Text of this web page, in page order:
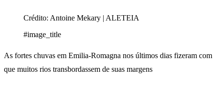
Crédito: Antoine Mekary | ALETEIA
#image_title
As fortes chuvas em Emilia-Romagna nos últimos dias fizeram com
que muitos rios transbordassem de suas margens